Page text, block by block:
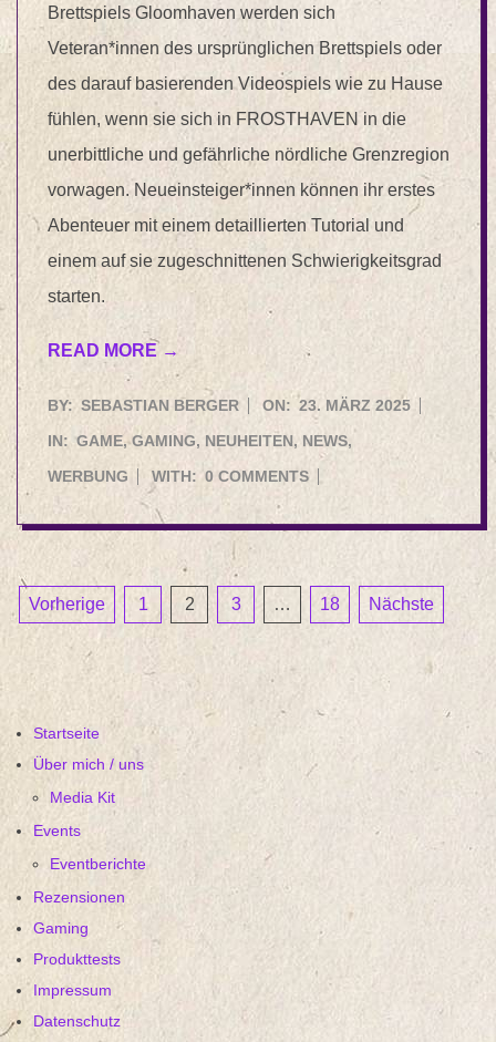
Brettspiels Gloomhaven werden sich
Veteran*innen des ursprünglichen Brettspiels oder
des darauf basierenden Videospiels wie zu Hause
fühlen, wenn sie sich in FROSTHAVEN in die
unerbittliche und gefährliche nördliche Grenzregion
vorwagen. Neueinsteiger*innen können ihr erstes
Abenteuer mit einem detaillierten Tutorial und
einem auf sie zugeschnittenen Schwierigkeitsgrad
starten.
READ MORE →
2025-
03-
23
BY: SEBASTIAN BERGER ON: 23. MÄRZ 2025
IN: GAME,GAMING, NEUHEITEN , NEWS,
WERBUNG WITH: 0 COMMENTS
Seitennummerierung
der
Beiträge
Vorherige 1 2 3 … 18 Nächste
Startseite
Über mich / uns
Media Kit
Events
Eventberichte
Rezensionen
Gaming
Produkttests
Impressum
Datenschutz